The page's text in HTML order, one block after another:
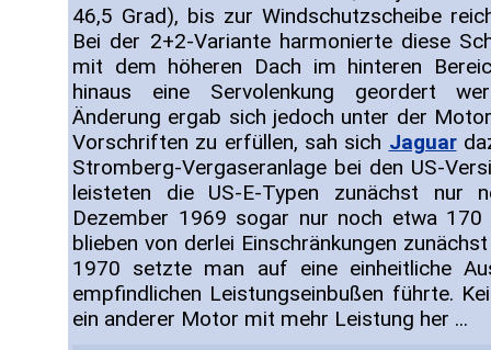
46,5 Grad), bis zur Windschutzscheibe
Bei der 2+2-Variante harmonierte diese
mit dem höheren Dach im hinteren
hinaus eine Servolenkung geordert
Änderung ergab sich jedoch unter der
Vorschriften zu erfüllen, sah sich Jaguar
Stromberg-Vergaseranlage bei den US-
leisteten die US-E-Typen zunächst nur
Dezember 1969 sogar nur noch etwa 170
blieben von derlei Einschränkungen
1970 setzte man auf eine einheitliche
empfindlichen Leistungseinbußen führte.
ein anderer Motor mit mehr Leistung her ...